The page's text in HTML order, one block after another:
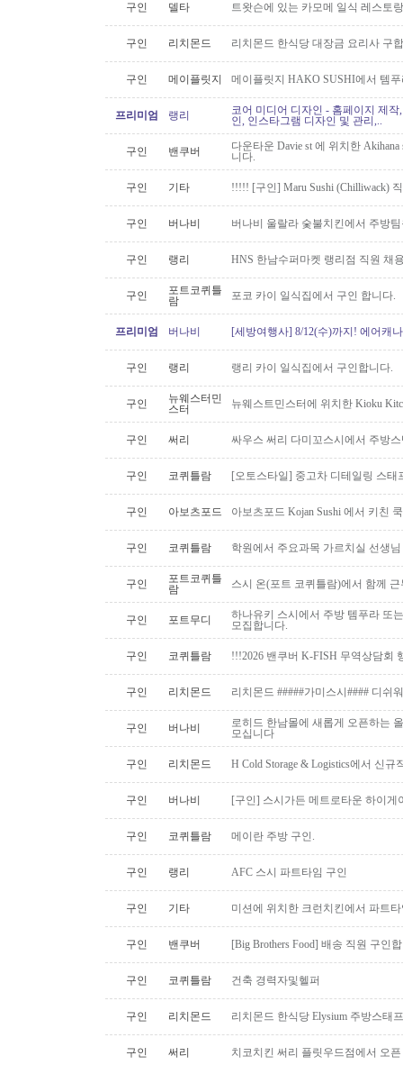
구인 델타 트왓슨에 있는 카모메 일식 레스토
구인 리치몬드 리치몬드 한식당 대장금 요리사 구
구인 메이플릿지 메이플릿지 HAKO SUSHI에서 템
프리미엄 랭리
코어 미디어 디자인 - 홈페이지 제
인, 인스타그램 디자인 및 관리,..
구인 밴쿠버
다운타운 Davie st 에 위치한
니다.
구인 기타 !!!!! [구인] Maru Sushi (Chilliwack)
구인 버나비 버나비 울랄라 숯불치킨에서 주방
구인 랭리 HNS 한남수퍼마켓 랭리점 직원 채
구인
포트코퀴틀
람
포코 카이 일식집에서 구인 합니다.
프리미엄 버나비 [세방여행사] 8/12(수)까지! 에어캐
구인 랭리 랭리 카이 일식집에서 구인합니다.
구인
뉴웨스터민
스터
뉴웨스트민스터에 위치한 Kioku
구인 써리 싸우스 써리 다미꼬스시에서 주방
구인 코퀴틀람 [오토스타일] 중고차 디테일링 스태
구인 아보츠포드 아보츠포드 Kojan Sushi 에서 키친
구인 코퀴틀람 학원에서 주요과목 가르치실 선생
구인
포트코퀴틀
람
스시 온(포트 코퀴틀람)에서 함께
구인 포트무디
하나유키 스시에서 주방 템푸라 또
모집합니다.
구인 코퀴틀람 !!!2026 밴쿠버 K-FISH 무역상담회
구인 리치몬드 리치몬드 #####가미스시#### 디쉬
구인 버나비
로히드 한남몰에 새롭게 오픈하는
모십니다
구인 리치몬드 H Cold Storage & Logistics에서 신규
구인 버나비 [구인] 스시가든 메트로타운 하이게
구인 코퀴틀람 메이란 주방 구인.
구인 랭리 AFC 스시 파트타임 구인
구인 기타 미션에 위치한 크런치킨에서 파트
구인 밴쿠버 [Big Brothers Food] 배송 직원 구인
구인 코퀴틀람 건축 경력자및헬퍼
구인 리치몬드 리치몬드 한식당 Elysium 주방스태
구인 써리 치코치킨 써리 플릿우드점에서 오